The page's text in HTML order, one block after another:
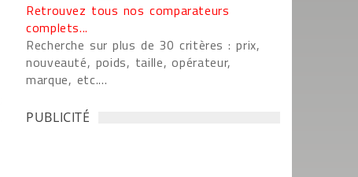
Retrouvez tous nos comparateurs
complets...
Recherche sur plus de 30 critères : prix,
nouveauté, poids, taille, opérateur,
marque, etc....
PUBLICITÉ